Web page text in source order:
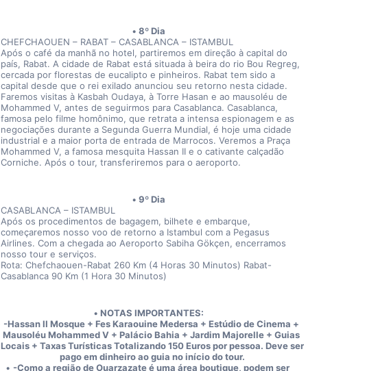
8º Dia
CHEFCHAOUEN – RABAT – CASABLANCA – ISTAMBUL
Após o café da manhã no hotel, partiremos em direção à capital do
país, Rabat. A cidade de Rabat está situada à beira do rio Bou Regreg,
cercada por florestas de eucalipto e pinheiros. Rabat tem sido a
capital desde que o rei exilado anunciou seu retorno nesta cidade.
Faremos visitas à Kasbah Oudaya, à Torre Hasan e ao mausoléu de
Mohammed V, antes de seguirmos para Casablanca. Casablanca,
famosa pelo filme homônimo, que retrata a intensa espionagem e as
negociações durante a Segunda Guerra Mundial, é hoje uma cidade
industrial e a maior porta de entrada de Marrocos. Veremos a Praça
Mohammed V, a famosa mesquita Hassan II e o cativante calçadão
Corniche. Após o tour, transferiremos para o aeroporto.
9º Dia
CASABLANCA – ISTAMBUL
Após os procedimentos de bagagem, bilhete e embarque,
começaremos nosso voo de retorno a Istambul com a Pegasus
Airlines. Com a chegada ao Aeroporto Sabiha Gökçen, encerramos
nosso tour e serviços.
Rota: Chefchaouen-Rabat 260 Km (4 Horas 30 Minutos) Rabat-
Casablanca 90 Km (1 Hora 30 Minutos)
NOTAS IMPORTANTES:
-Hassan II Mosque + Fes Karaouine Medersa + Estúdio de Cinema +
Mausoléu Mohammed V + Palácio Bahia + Jardim Majorelle + Guias
Locais + Taxas Turísticas Totalizando 150 Euros por pessoa. Deve ser
pago em dinheiro ao guia no início do tour.
-Como a região de Ouarzazate é uma área boutique, podem ser